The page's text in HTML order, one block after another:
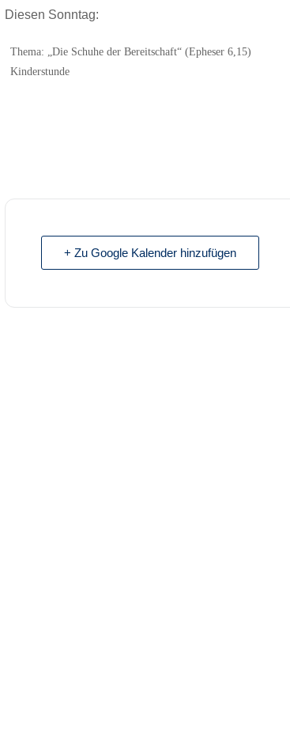
Diesen Sonntag:
Thema: „Die Schuhe der Bereitschaft“ (Epheser 6,15)
Kinderstunde
+ Zu Google Kalender hinzufügen